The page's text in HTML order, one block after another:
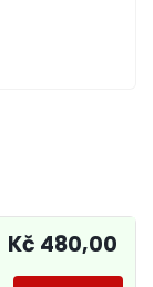
Kč 480,00